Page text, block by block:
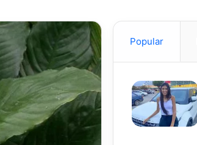
Popular